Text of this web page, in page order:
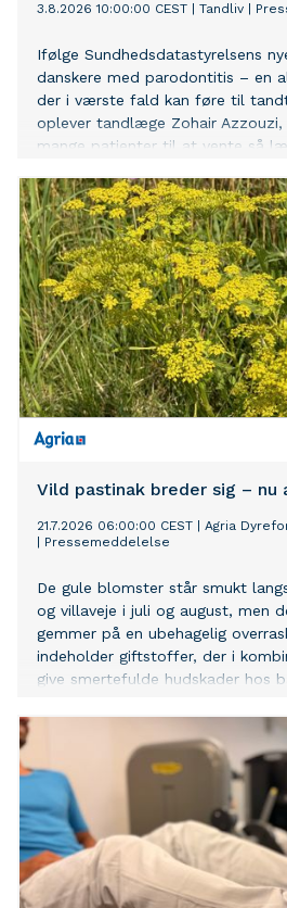
3.8.2026 10:00:00 CEST Tandliv
Ifølge Sundhedsdatastyrelsens
danskere med parodontitis – en
der i værste fald kan føre til
oplever tandlæge Zohair
mange patienter til at vente så
behandlinger.
Vild pastinak breder sig – nu
21.7.2026 06:00:00 CEST
Agria
Pressemeddelelse
De gule blomster står smukt
og villaveje i juli og august, men
gemmer på en ubehagelig
indeholder giftstoffer, der i
give smertefulde hudskader hos